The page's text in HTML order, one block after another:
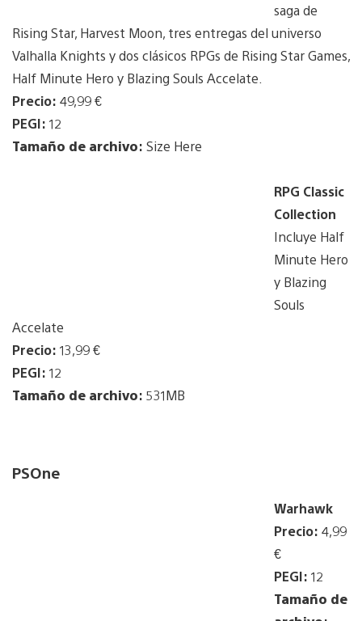
saga de
Rising Star, Harvest Moon, tres entregas del universo
Valhalla Knights y dos clásicos RPGs de Rising Star Games,
Half Minute Hero y Blazing Souls Accelate.
Precio: 49,99 €
PEGI: 12
Tamaño de archivo: Size Here
RPG Classic
Collection
Incluye Half
Minute Hero
y Blazing
Souls
Accelate
Precio: 13,99 €
PEGI: 12
Tamaño de archivo: 531MB
PSOne
Warhawk
Precio: 4,99
€
PEGI: 12
Tamaño de